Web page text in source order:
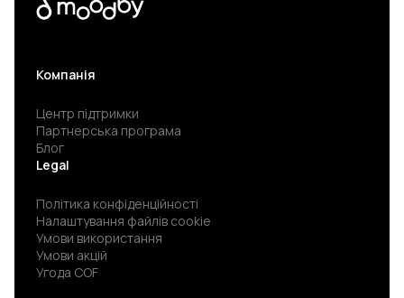
Компанія
Центр підтримки
Партнерська програма
Блог
Legal
Політика конфіденційності
Налаштування файлів cookie
Умови використання
Умови акцій
Угода COF